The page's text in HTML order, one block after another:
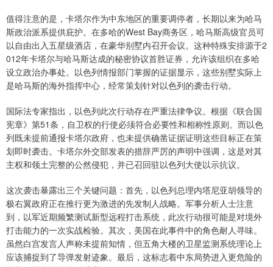
值得注意的是，卡塔尔作为中东地区的重要调停者，长期以来为哈马
斯政治派系提供庇护。在多哈的West Bay商务区，哈马斯高级官员可
以自由出入五星级酒店，在豪华别墅内召开会议。这种特殊安排源于2
012年卡塔尔与哈马斯达成的秘密协议首胜证券，允许该组织在多哈
设立政治办事处。以色列情报部门掌握的证据显示，这些别墅实际上
是哈马斯的海外指挥中心，经常策划针对以色列的袭击行动。
国际法专家指出，以色列此次行动存在严重法律争议。根据《联合国
宪章》第51条，自卫权的行使必须符合必要性和相称性原则。而以色
列既未提前通报卡塔尔政府，也未提供确凿证据证明这些目标正在策
划即时袭击。卡塔尔外交部发表的措辞严厉的声明中强调，这是对其
主权和领土完整的公然侵犯，并已召回驻以色列大使以示抗议。
这次袭击暴露出三个关键问题：首先，以色列总理内塔尼亚胡领导的
极右翼政府正在推行更为激进的先发制人战略。军事分析人士注意
到，以军近期频繁测试新型远程打击系统，此次行动很可能是对境外
打击能力的一次实战检验。其次，美国在此事件中的角色耐人寻味。
虽然白宫发言人声称未提前知情，但五角大楼的卫星监测系统理论上
应该捕捉到了导弹发射迹象。最后，这标志着中东局势进入更危险的